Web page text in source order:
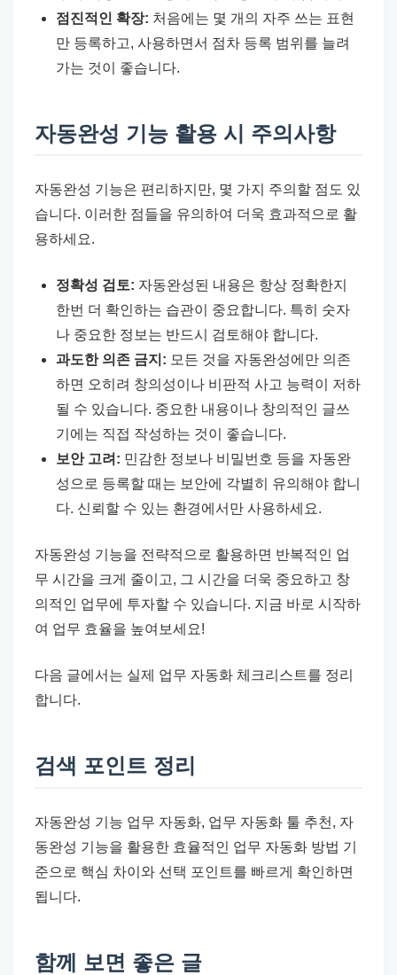
점진적인 확장: 처음에는 몇 개의 자주 쓰는 표현
만 등록하고, 사용하면서 점차 등록 범위를 늘려
가는 것이 좋습니다.
자동완성 기능 활용 시 주의사항
자동완성 기능은 편리하지만, 몇 가지 주의할 점도 있
습니다. 이러한 점들을 유의하여 더욱 효과적으로 활
용하세요.
정확성 검토: 자동완성된 내용은 항상 정확한지
한번 더 확인하는 습관이 중요합니다. 특히 숫자
나 중요한 정보는 반드시 검토해야 합니다.
과도한 의존 금지: 모든 것을 자동완성에만 의존
하면 오히려 창의성이나 비판적 사고 능력이 저하
될 수 있습니다. 중요한 내용이나 창의적인 글쓰
기에는 직접 작성하는 것이 좋습니다.
보안 고려: 민감한 정보나 비밀번호 등을 자동완
성으로 등록할 때는 보안에 각별히 유의해야 합니
다. 신뢰할 수 있는 환경에서만 사용하세요.
자동완성 기능을 전략적으로 활용하면 반복적인 업
무 시간을 크게 줄이고, 그 시간을 더욱 중요하고 창
의적인 업무에 투자할 수 있습니다. 지금 바로 시작하
여 업무 효율을 높여보세요!
다음 글에서는 실제 업무 자동화 체크리스트를 정리
합니다.
검색 포인트 정리
자동완성 기능 업무 자동화, 업무 자동화 툴 추천, 자
동완성 기능을 활용한 효율적인 업무 자동화 방법 기
준으로 핵심 차이와 선택 포인트를 빠르게 확인하면
됩니다.
함께 보면 좋은 글